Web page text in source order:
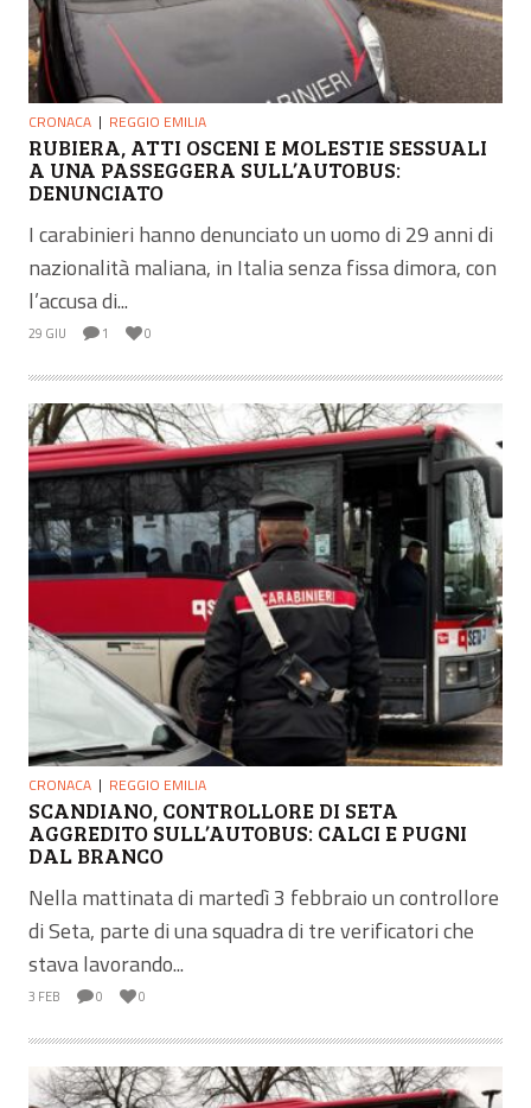
CRONACA REGGIO EMILIA
RUBIERA, ATTI OSCENI E MOLESTIE SESSUALI
A UNA PASSEGGERA SULL’AUTOBUS:
DENUNCIATO
I carabinieri hanno denunciato un uomo di 29 anni di
nazionalità maliana, in Italia senza fissa dimora, con
l’accusa di...
29 GIU 1 0
CRONACA REGGIO EMILIA
SCANDIANO, CONTROLLORE DI SETA
AGGREDITO SULL’AUTOBUS: CALCI E PUGNI
DAL BRANCO
Nella mattinata di martedì 3 febbraio un controllore
di Seta, parte di una squadra di tre verificatori che
stava lavorando...
3 FEB 0 0